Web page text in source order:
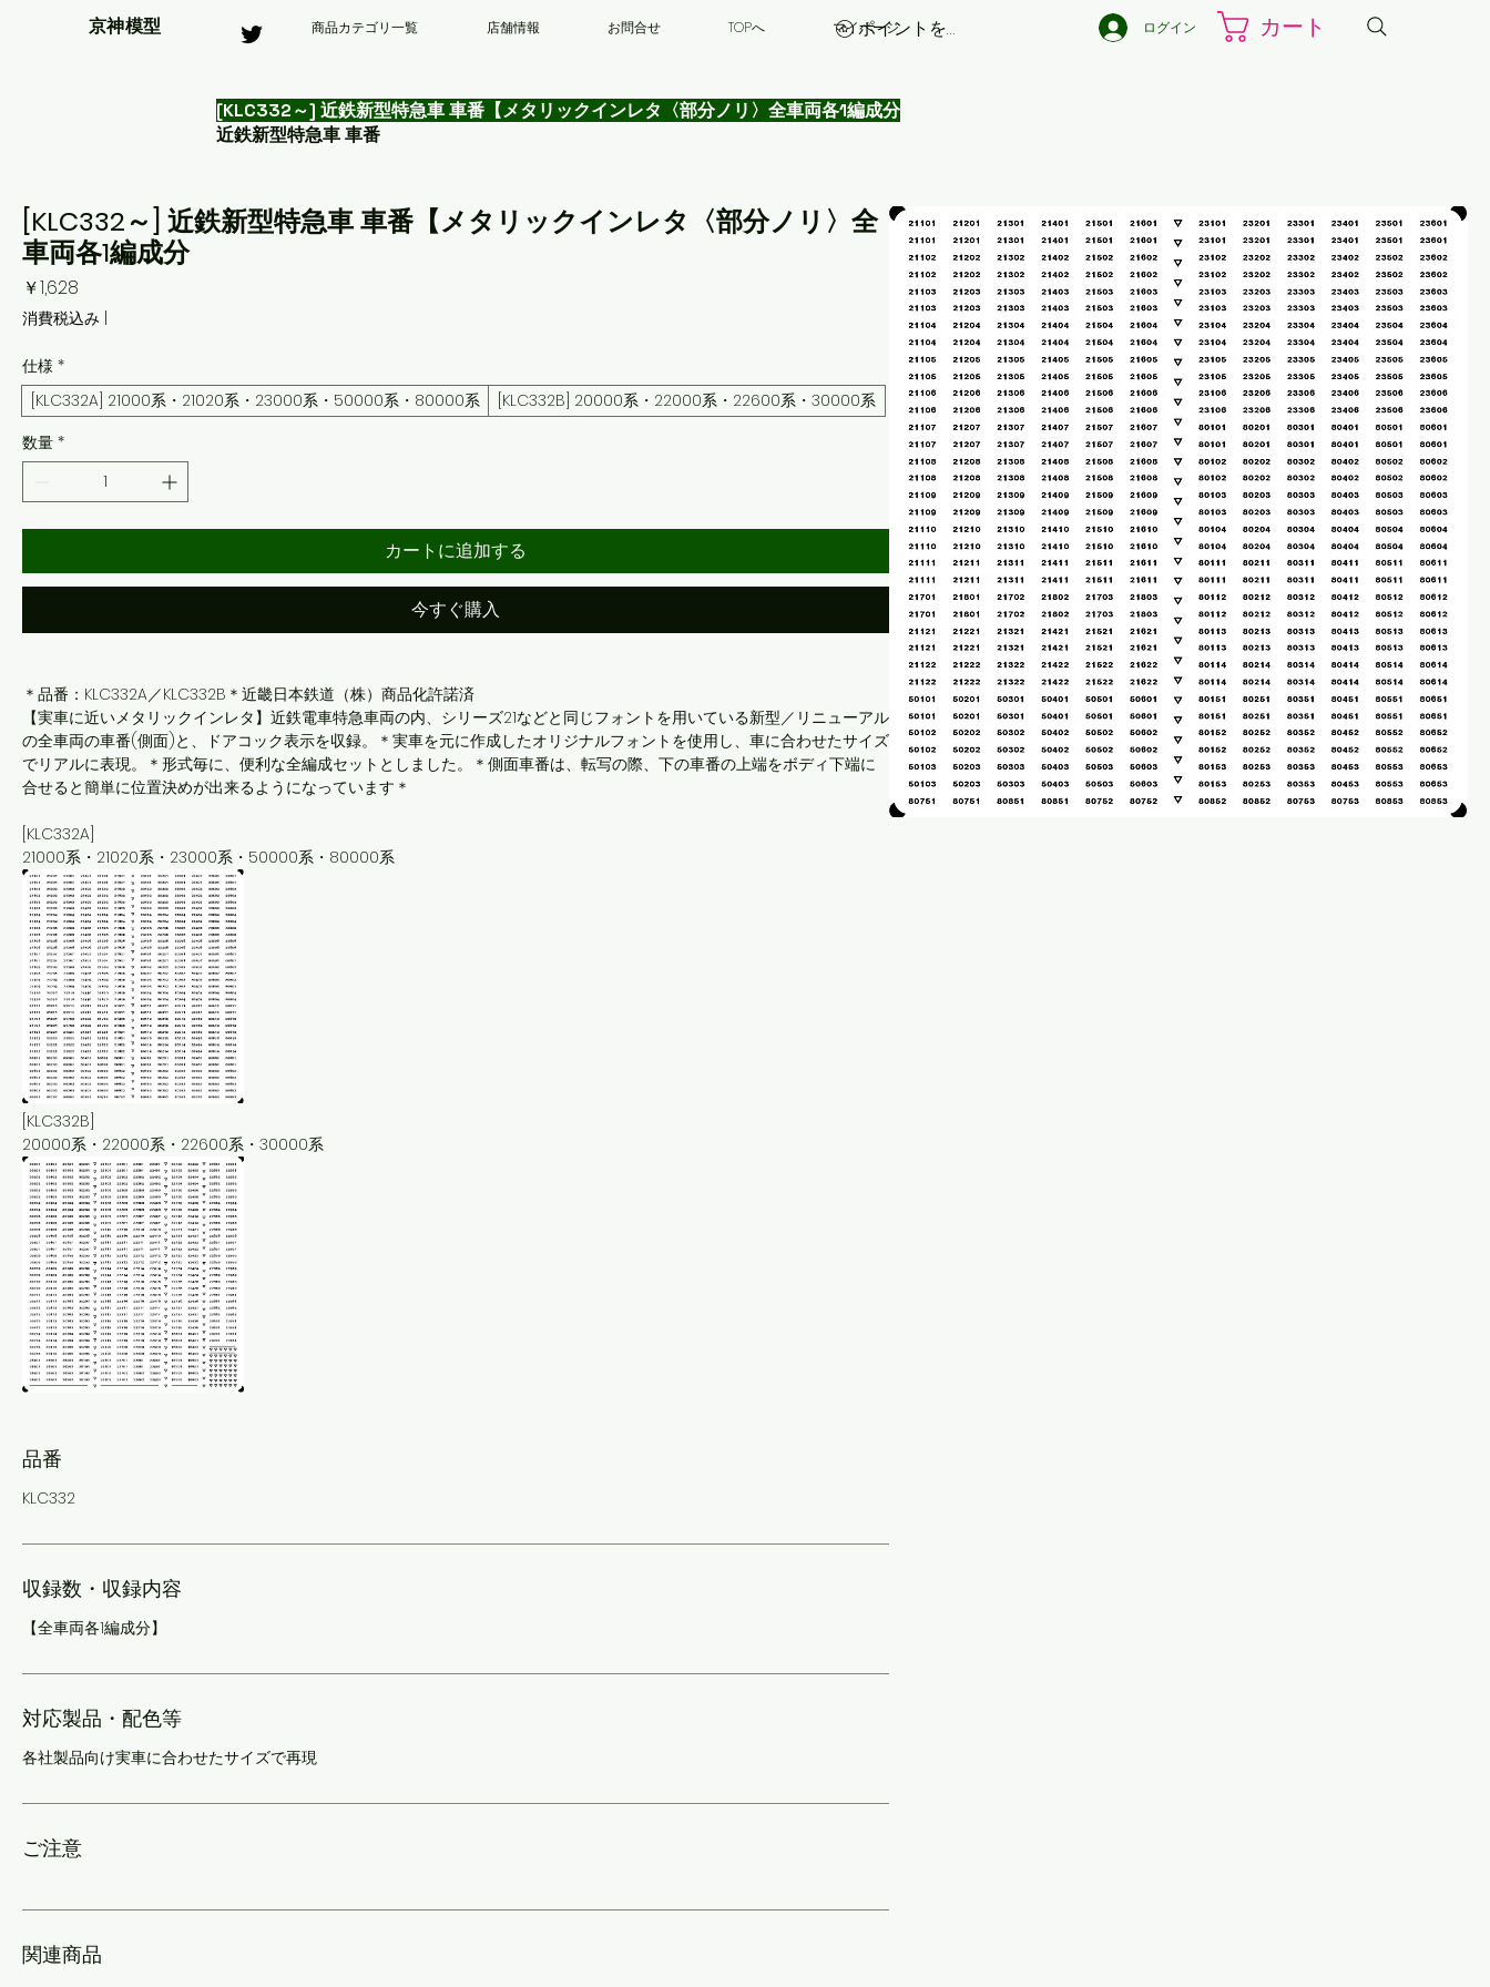
京神模型 ログイン
ポイントを表示 カート
商品カテゴリ一覧 店舗情報 お問合せ TOPへ マイページ
[KLC332～] 近鉄新型特急車 車番【メタリックインレタ〈部分ノリ〉全車両各1編成分
近鉄新型特急車 車番
[KLC332～] 近鉄新型特急車 車番【メタリックインレタ〈部分ノリ〉全
車両各1編成分
￥1,628
格
消費税込み
仕様 *
[KLC332A] 21000系・21020系・23000系・50000系・80000系
[KLC332B] 20000系・22000系・22600系・30000系
数量 *
カートに追加する
今すぐ購入
＊品番：KLC332A／KLC332B＊近畿日本鉄道（株）商品化許諾済
【実車に近いメタリックインレタ】近鉄電車特急車両の内、シリーズ21などと同じフォントを用いている新型／リニューアル
の全車両の車番(側面)と、ドアコック表示を収録。＊実車を元に作成したオリジナルフォントを使用し、車に合わせたサイズ
でリアルに表現。＊形式毎に、便利な全編成セットとしました。＊側面車番は、転写の際、下の車番の上端をボディ下端に
合せると簡単に位置決めが出来るようになっています＊
[KLC332A]
21000系・21020系・23000系・50000系・80000系
[KLC332B]
20000系・22000系・22600系・30000系
品番
KLC332
収録数・収録内容
【全車両各1編成分】
対応製品・配色等
各社製品向け実車に合わせたサイズで再現
ご注意
関連商品